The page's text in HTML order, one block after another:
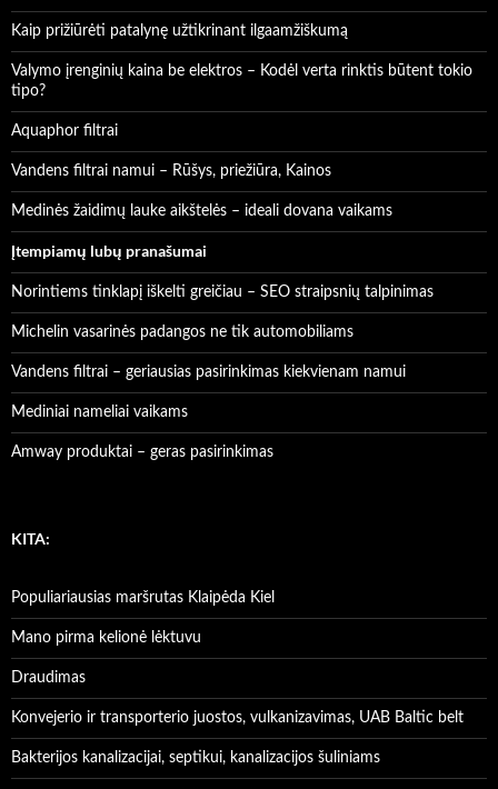
Kaip prižiūrėti patalynę užtikrinant ilgaamžiškumą
Valymo įrenginių kaina be elektros – Kodėl verta rinktis būtent tokio
tipo?
Aquaphor filtrai
Vandens filtrai namui – Rūšys, priežiūra, Kainos
Medinės žaidimų lauke aikštelės – ideali dovana vaikams
Įtempiamų lubų pranašumai
Norintiems tinklapį iškelti greičiau – SEO straipsnių talpinimas
Michelin vasarinės padangos ne tik automobiliams
Vandens filtrai – geriausias pasirinkimas kiekvienam namui
Mediniai nameliai vaikams
Amway produktai – geras pasirinkimas
KITA:
Populiariausias maršrutas Klaipėda Kiel
Mano pirma kelionė lėktuvu
Draudimas
Konvejerio ir transporterio juostos, vulkanizavimas, UAB Baltic belt
Bakterijos kanalizacijai, septikui, kanalizacijos šuliniams